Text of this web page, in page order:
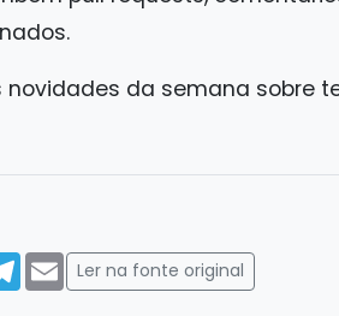
da semana sobre
Telegram
Email
Ler na fonte original